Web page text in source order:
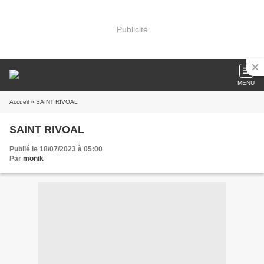
Publicité
MENU
Accueil » SAINT RIVOAL
SAINT RIVOAL
Publié le 18/07/2023 à 05:00
Par monik